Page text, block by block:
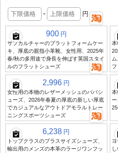
- 円
900 円
サブカルチャーのプラットフォームケー
キ、厚底の親指小革靴、女性用、2025年
春/秋の多用途で身長を伸ばす英国スタイ
ルのフラットシューズ
本
2,996 円
女性用の本物のレザーメッシュのパパシ
ューズ、2026年春夏の厚底の新しい厚底
でカジュアルなアウトドアモラルトレー
ニングスポーツシューズ
本
6,238 円
トップクラスのプラスサイズシューズ、
輸出用のメンズの本革のラージワンフッ